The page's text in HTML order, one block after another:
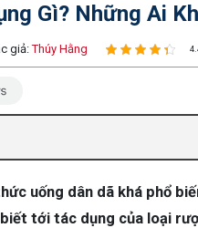
Gì? Những Ai
giả:Thúy Hằng
uống dân dã khá phổ
tới tác dụng của loại